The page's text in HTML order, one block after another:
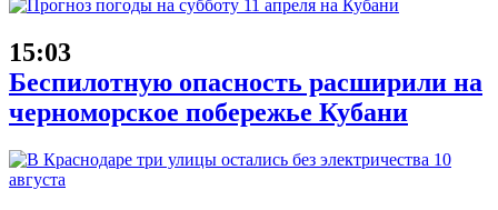
15:03
Беспилотную опасность расширили на
черноморское побережье Кубани